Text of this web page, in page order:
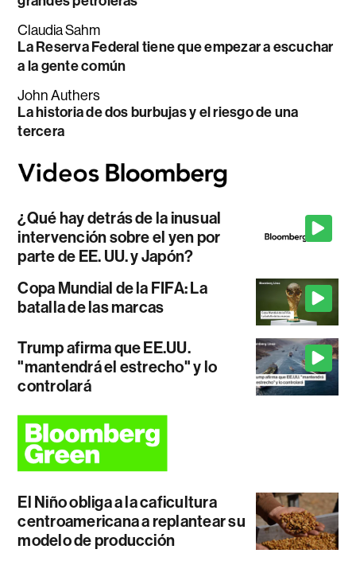
Claudia Sahm
La Reserva Federal tiene que empezar a escuchar
a la gente común
John Authers
La historia de dos burbujas y el riesgo de una
tercera
¿Qué hay detrás de la inusual
intervención sobre el yen por
parte de EE. UU. y Japón?
Copa Mundial de la FIFA: La
batalla de las marcas
Trump afirma que EE.UU.
"mantendrá el estrecho" y lo
controlará
El Niño obliga a la caficultura
centroamericana a replantear su
modelo de producción